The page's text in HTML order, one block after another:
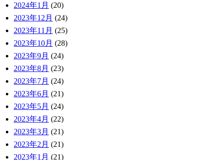
2024年1月 (20)
2023年12月 (24)
2023年11月 (25)
2023年10月 (28)
2023年9月 (24)
2023年8月 (23)
2023年7月 (24)
2023年6月 (21)
2023年5月 (24)
2023年4月 (22)
2023年3月 (21)
2023年2月 (21)
2023年1月 (21)